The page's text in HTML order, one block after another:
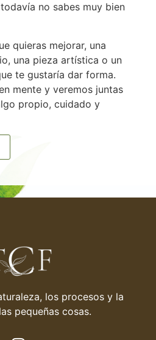
no sabes muy bien
quieras mejorar, una
una pieza artística o un
te gustaría dar forma.
mente y veremos juntas
propio, cuidado y
los procesos y la
pequeñas cosas.